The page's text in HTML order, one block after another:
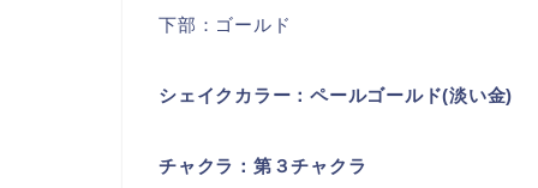
下部：ゴールド
シェイクカラー：ペールゴールド(淡い金)
チャクラ：第３チャクラ